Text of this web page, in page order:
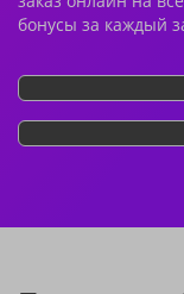
бонусы за каждый